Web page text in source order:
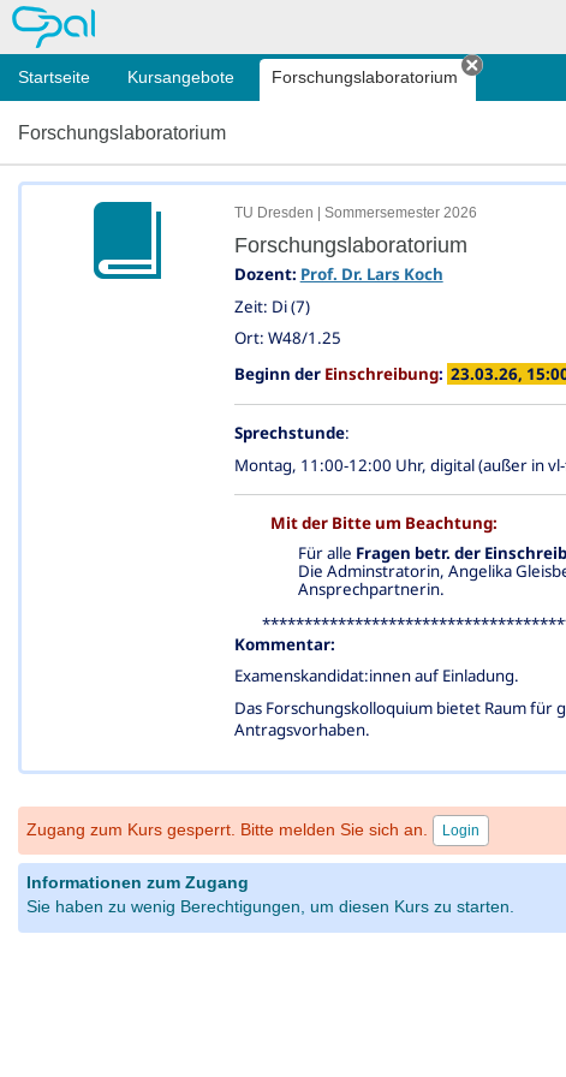
OPAL
Startseite Kursangebote Forschungslaboratorium
Tab
Forschungslaboratorium
TU Dresden | Sommersemester 2026
Forschungslaboratorium
Dozent: Prof. Dr. Lars Koch
Zeit: Di (7)
Ort: W48/1.25
Beginn der Einschreibung: 23.03.26,
Sprechstunde:
Montag, 11:00-12:00 Uhr, digital (außer in
Mit der Bitte um Beachtung:
Für alle Fragen betr. der
Die Adminstratorin, Angelika
Ansprechpartnerin.
Kommentar:
Examenskandidat:innen auf Einladung.
Das Forschungskolloquium bietet Raum für
Antragsvorhaben.
Zugang zum Kurs gesperrt. Bitte melden Sie sich an. Login
Informationen zum Zugang
Sie haben zu wenig Berechtigungen, um diesen Kurs zu starten.